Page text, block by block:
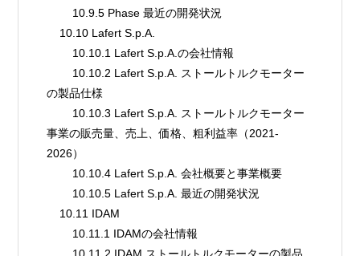
        10.9.5 Phase 最近の開発状況
    10.10 Lafert S.p.A.
        10.10.1 Lafert S.p.A.の会社情報
の製品仕様
事業の販売量、売上、価格、粗利益率（2021-
2026）
        10.10.4 Lafert S.p.A. 会社概要と事業概要
        10.10.5 Lafert S.p.A. 最近の開発状況
    10.11 IDAM
        10.11.1 IDAMの会社情報